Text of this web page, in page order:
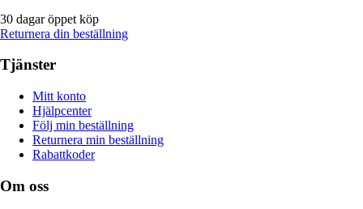
30 dagar öppet köp
Returnera din beställning
Tjänster
Mitt konto
Hjälpcenter
Följ min beställning
Returnera min beställning
Rabattkoder
Om oss